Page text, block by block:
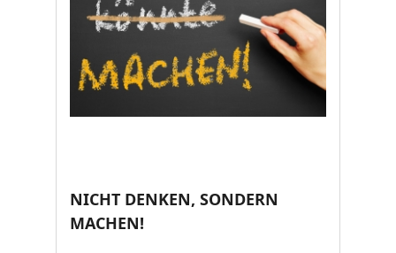
NICHT DENKEN, SONDERN
MACHEN!